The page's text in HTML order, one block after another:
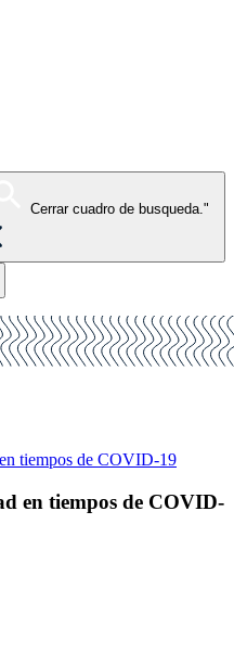
Cerrar cuadro de busqueda."
tiempos de COVID-19
en tiempos de COVID-